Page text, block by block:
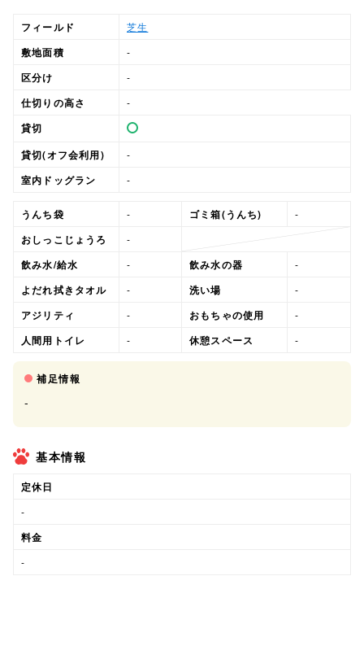
フィールド 芝生
敷地面積 -
区分け -
仕切りの高さ -
貸切
貸切(オフ会利用)
-
室内ドッグラン -
うんち袋 - ゴミ箱(うんち) -
おしっこじょうろ -
飲み水/給水 - 飲み水の器 -
よだれ拭きタオル - 洗い場 -
アジリティ - おもちゃの使用 -
人間用トイレ - 休憩スペース -
補足情報
-
基本情報
定休日
-
料金
-